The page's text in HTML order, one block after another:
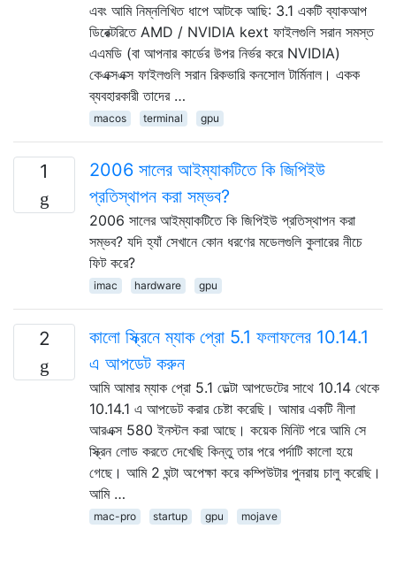
এবং আমি নিম্নলিখিত ধাপে আটকে আছি: 3.1 একটি ব্যাকআপ
ডিরেক্টরিতে AMD / NVIDIA kext ফাইলগুলি সরান সমস্ত
এএমডি (বা আপনার কার্ডের উপর নির্ভর করে NVIDIA)
কেএক্সএক্স ফাইলগুলি সরান রিকভারি কনসোল টার্মিনাল। একক
ব্যবহারকারী তাদের …
macos terminal gpu
1
2006 সালের আইম্যাকটিতে কি জিপিইউ
প্রতিস্থাপন করা সম্ভব?
2006 সালের আইম্যাকটিতে কি জিপিইউ প্রতিস্থাপন করা
সম্ভব? যদি হ্যাঁ সেখানে কোন ধরণের মডেলগুলি কুলারের নীচে
ফিট করে?
imac hardware gpu
2
কালো স্ক্রিনে ম্যাক প্রো 5.1 ফলাফলের 10.14.1
এ আপডেট করুন
আমি আমার ম্যাক প্রো 5.1 ডেল্টা আপডেটের সাথে 10.14 থেকে
10.14.1 এ আপডেট করার চেষ্টা করেছি। আমার একটি নীলা
আরএক্স 580 ইনস্টল করা আছে। কয়েক মিনিট পরে আমি সে
স্ক্রিন লোড করতে দেখেছি কিন্তু তার পরে পর্দাটি কালো হয়ে
গেছে। আমি 2 ঘন্টা অপেক্ষা করে কম্পিউটার পুনরায় চালু করেছি।
আমি …
mac-pro startup gpu mojave